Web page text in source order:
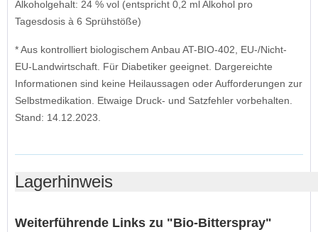
Alkoholgehalt: 24 % vol (entspricht 0,2 ml Alkohol pro
Tagesdosis à 6 Sprühstöße)
* Aus kontrolliert biologischem Anbau AT-BIO-402, EU-/Nicht-
EU-Landwirtschaft. Für Diabetiker geeignet. Dargereichte
Informationen sind keine Heilaussagen oder Aufforderungen zur
Selbstmedikation. Etwaige Druck- und Satzfehler vorbehalten.
Stand: 14.12.2023.
Lagerhinweis
Weiterführende Links zu "Bio-Bitterspray"